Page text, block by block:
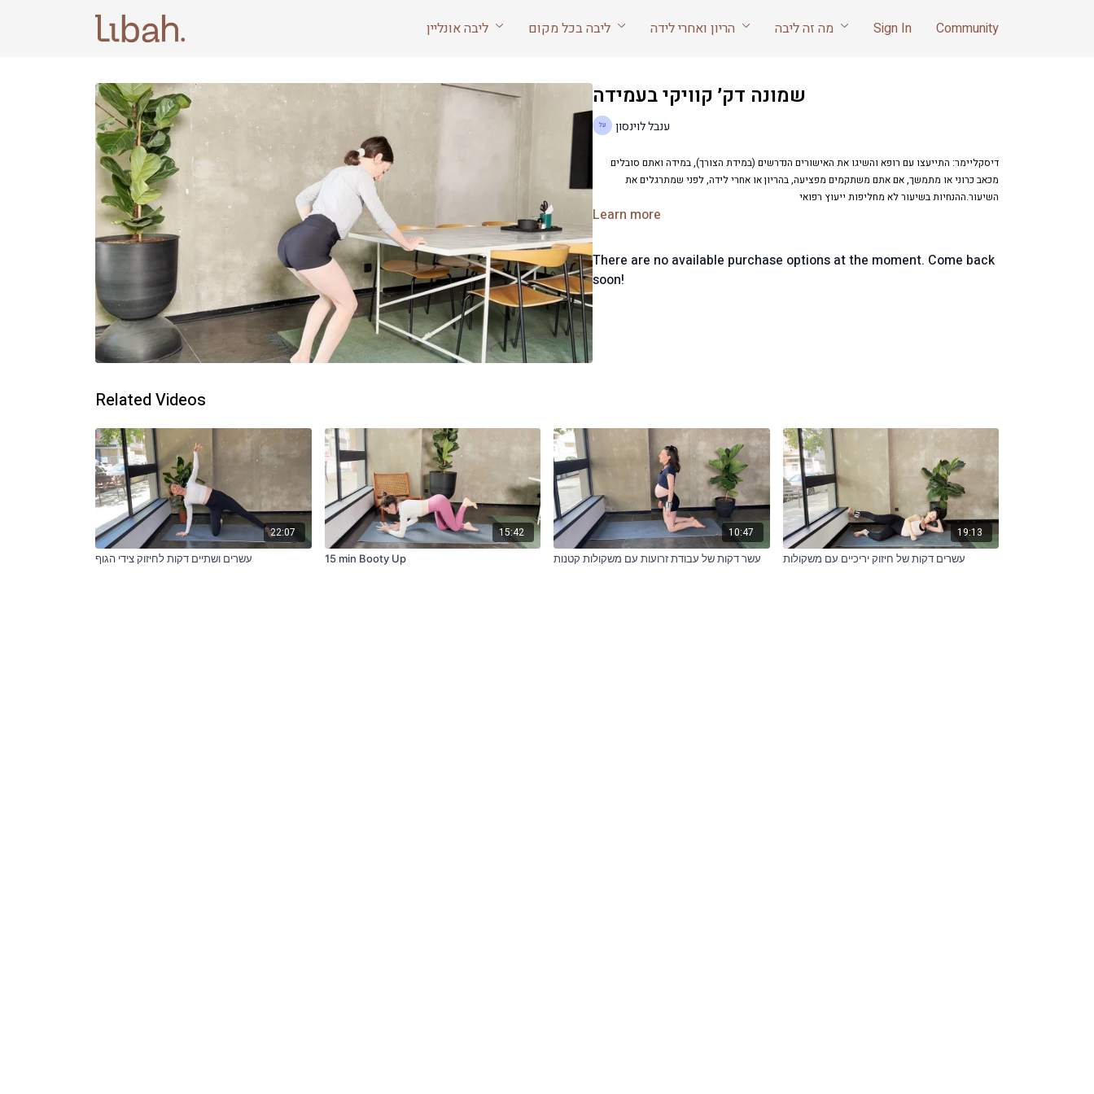
Sign In Community
שמונה דק׳ קוויקי בעמידה
ענבל לוינסון
דיסקליימר: התייעצו עם רופא והשיגו את האישורים הנדרשים (במידת הצורך), במידה ואתם סובלים
מכאב כרוני או מתמשך, אם אתם משתקמים מפציעה, בהריון או אחרי לידה, לפני שמתרגלים את
השיעור.ההנחיות בשיעור לא מחליפות ייעוץ רפואי
Learn more
There are no available purchase options at the moment. Come back
soon!
Related Videos
22:07
עשרים ושתיים דקות לחיזוק צידי הגוף
15:42
15 min Booty Up
10:47
עשר דקות של עבודת זרועות עם משקולות קטנות
19:13
עשרים דקות של חיזוק יריכיים עם משקולות